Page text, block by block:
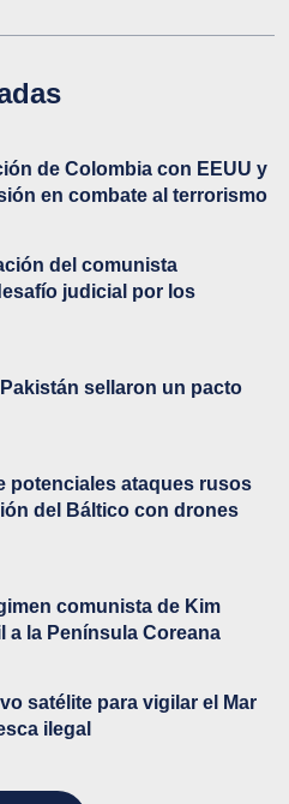
de Colombia con EEUU y
en combate al terrorismo
del comunista
judicial por los
sellaron un pacto
potenciales ataques rusos
del Báltico con drones
comunista de Kim
a la Península Coreana
satélite para vigilar el Mar
ilegal